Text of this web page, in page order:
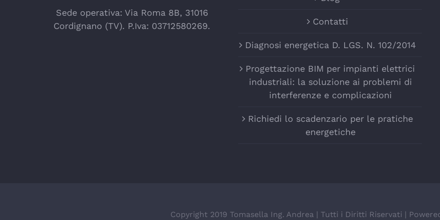
Sede operativa: Via Roma 8B, 31016
Cordignano (TV). P.Iva: 03712580269.
Contatti
Diagnosi energetica D. LGS. N. 102/2014
Progettazione BIM per impianti elettrici
industriali: la soluzione ai problemi di
interferenze e complicazioni
Richiedi lo scadenzario per le pratiche
energetiche
Copyright 2019 Tomasella Ing. Andrea | Tutti i Diritti Riservati |